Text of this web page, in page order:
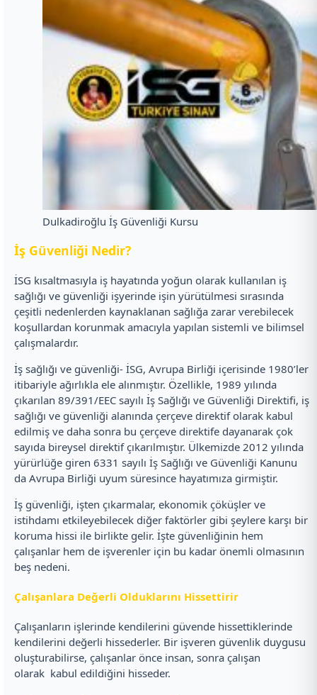
Dulkadiroğlu İş Güvenliği Kursu
İş Güvenliği Nedir?
İSG kısaltmasıyla iş hayatında yoğun olarak kullanılan iş
sağlığı ve güvenliği işyerinde işin yürütülmesi sırasında
çeşitli nedenlerden kaynaklanan sağlığa zarar verebilecek
koşullardan korunmak amacıyla yapılan sistemli ve bilimsel
çalışmalardır.
İş sağlığı ve güvenliği- İSG, Avrupa Birliği içerisinde 1980’ler
itibariyle ağırlıkla ele alınmıştır. Özellikle, 1989 yılında
çıkarılan 89/391/EEC sayılı İş Sağlığı ve Güvenliği Direktifi, iş
sağlığı ve güvenliği alanında çerçeve direktif olarak kabul
edilmiş ve daha sonra bu çerçeve direktife dayanarak çok
sayıda bireysel direktif çıkarılmıştır. Ülkemizde 2012 yılında
yürürlüğe giren 6331 sayılı İş Sağlığı ve Güvenliği Kanunu
da Avrupa Birliği uyum süresince hayatımıza girmiştir.
İş güvenliği, işten çıkarmalar, ekonomik çöküşler ve
istihdamı etkileyebilecek diğer faktörler gibi şeylere karşı bir
koruma hissi ile birlikte gelir. İşte güvenliğinin hem
çalışanlar hem de işverenler için bu kadar önemli olmasının
beş nedeni.
Çalışanlara Değerli Olduklarını Hissettirir
Çalışanların işlerinde kendilerini güvende hissettiklerinde
kendilerini değerli hissederler. Bir işveren güvenlik duygusu
oluşturabilirse, çalışanlar önce insan, sonra çalışan
olarak kabul edildiğini hisseder.